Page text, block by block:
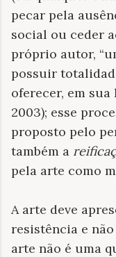
pecar pela
social ou ceder
próprio autor,
possuir
oferecer, em sua
2003); esse
proposto pelo
também a
pela arte como
A arte deve
resistência e
arte não é uma